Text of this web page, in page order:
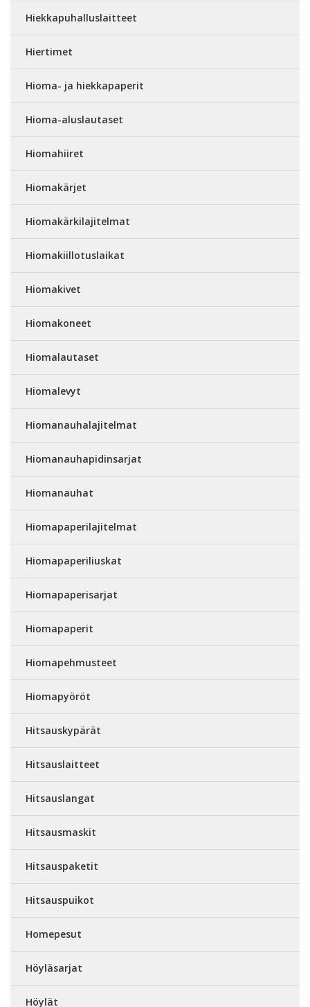
Hiekkapuhalluslaitteet
Hiertimet
Hioma- ja hiekkapaperit
Hioma-aluslautaset
Hiomahiiret
Hiomakärjet
Hiomakärkilajitelmat
Hiomakiillotuslaikat
Hiomakivet
Hiomakoneet
Hiomalautaset
Hiomalevyt
Hiomanauhalajitelmat
Hiomanauhapidinsarjat
Hiomanauhat
Hiomapaperilajitelmat
Hiomapaperiliuskat
Hiomapaperisarjat
Hiomapaperit
Hiomapehmusteet
Hiomapyöröt
Hitsauskypärät
Hitsauslaitteet
Hitsauslangat
Hitsausmaskit
Hitsauspaketit
Hitsauspuikot
Homepesut
Höyläsarjat
Höylät